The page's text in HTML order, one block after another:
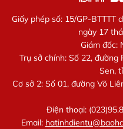
Giấy phép số: 15/GP-BTTTT
ngày 17
Giám đốc:
Trụ sở chính: Số 22,
Sen,
Cơ sở 2: Số 01, đường Võ
Điện thoại:
Email: